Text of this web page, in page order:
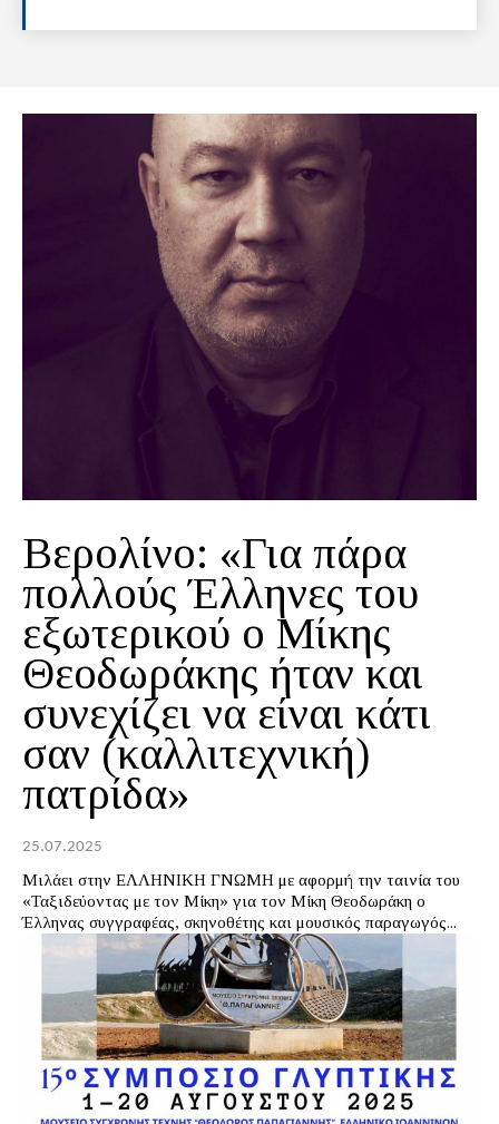
Βερολίνο: «Για πάρα
πολλούς Έλληνες του
εξωτερικού ο Μίκης
Θεοδωράκης ήταν και
συνεχίζει να είναι κάτι
σαν (καλλιτεχνική)
πατρίδα»
25.07.2025
Μιλάει στην ΕΛΛΗΝΙΚΗ ΓΝΩΜΗ με αφορμή την ταινία του
«Ταξιδεύοντας με τον Μίκη» για τον Μίκη Θεοδωράκη ο
Έλληνας συγγραφέας, σκηνοθέτης και μουσικός παραγωγός...